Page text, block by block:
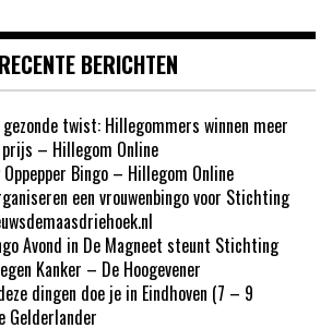
RECENTE BERICHTEN
twist: Hillegommers winnen meer
prijs – Hillegom Online
Bingo – Hillegom Online
een vrouwenbingo voor Stichting
Avond in De Magneet steunt Stichting
Kanker – De Hoogevener
dingen doe je in Eindhoven (7 – 9
Gelderlander